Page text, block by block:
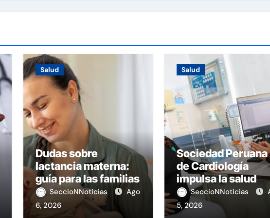
Salud
Dudas sobre
lactancia materna:
guía para las familias
SeccioNNoticias
Ago
6, 2026
Salud
Sociedad Peruana
de Cardiología
impulsa la salud
materna
SeccioNNoticias
5, 2026